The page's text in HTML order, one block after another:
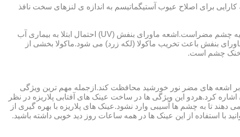
کارایی برای اصلاح عیوب آستیگماتیسم به اندازه ی لنزهای سخت نافذ
چشم و خطرات اشعه ماورای بنفش نور خورشید اشعه ماورای بنفش نور خورشید به پوست آسیب می زند.همچنین برای عدسی و قرنیه چشم مضراست.اشعه ماورای بنفش (UV) احتمال ابتلا به بیماری آب
بنفش باعث تخریب ماکولا (لکه زرد) می شود.ماکولا بخشی از
چشم است.
اشعه های مضر نور خورشید محافظت کند.ازجمله مهم ترین ویژگی
فرابنفش خورشید و پلاریزه بودن آن اشاره کرد.هردو این ویژگی ها در ساخت عینک های آفتابی پلاریزه در نظر
تا به چشم ها آسیبی وارد نشود.عینک های پلاریزه با بهره گیری از
با استفاده از این عینک ها در همه ساعات روز دید خوبی داشته باشید.